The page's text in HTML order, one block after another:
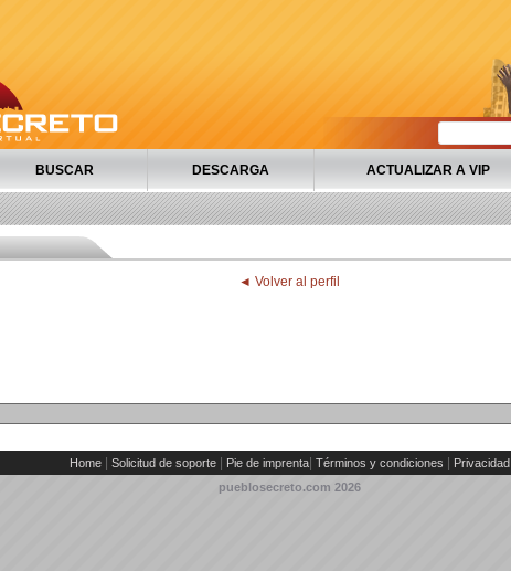
BUSCAR DESCARGA ACTUALIZAR A VIP
◄ Volver al perfil
Home Solicitud de soporte Pie de imprenta| Términos y condiciones
Privacidad
pueblosecreto.com 2026